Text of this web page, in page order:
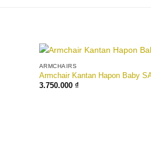
ARMCHAIRS
Armchair Kantan Hapon Baby
3.750.000 ₫